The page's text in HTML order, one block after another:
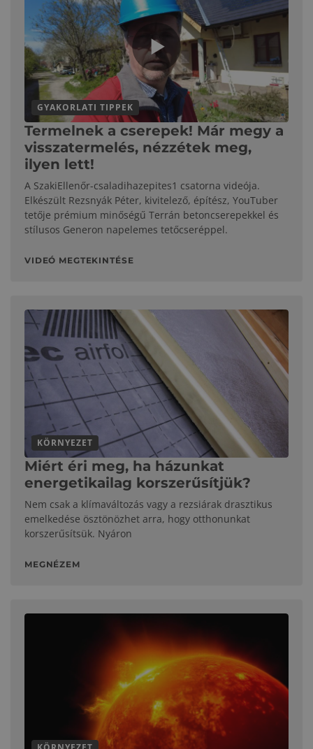
GYAKORLATI TIPPEK
Termelnek a cserepek! Már megy a
visszatermelés, nézzétek meg,
ilyen lett!
A SzakiEllenőr-csaladihazepites1 csatorna videója.
Elkészült Rezsnyák Péter, kivitelező, építész, YouTuber
tetője prémium minőségű Terrán betoncserepekkel és
stílusos Generon napelemes tetőcseréppel.
VIDEÓ MEGTEKINTÉSE
KÖRNYEZET
Miért éri meg, ha házunkat
energetikailag korszerűsítjük?
Nem csak a klímaváltozás vagy a rezsiárak drasztikus
emelkedése ösztönözhet arra, hogy otthonunkat
korszerűsítsük. Nyáron
MEGNÉZEM